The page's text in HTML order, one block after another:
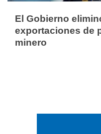
El Gobierno
exportaciones de
minero